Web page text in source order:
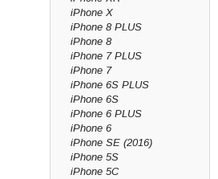
iPhone X
iPhone 8 PLUS
iPhone 8
iPhone 7 PLUS
iPhone 7
iPhone 6S PLUS
iPhone 6S
iPhone 6 PLUS
iPhone 6
iPhone SE (2016)
iPhone 5S
iPhone 5C